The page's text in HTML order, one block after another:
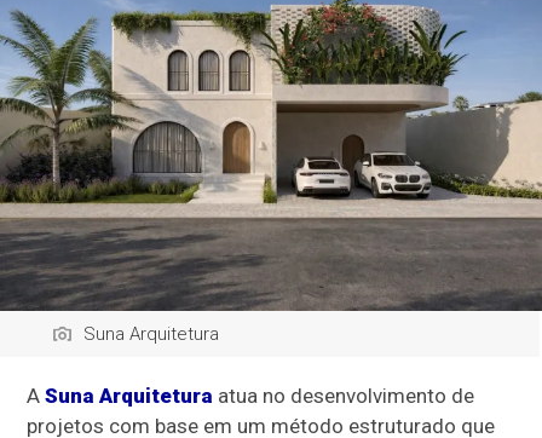
Suna Arquitetura
ASuna Arquitetura atua no desenvolvimento de
projetos com base em um método estruturado que